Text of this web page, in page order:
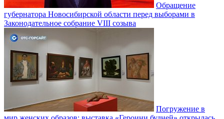
Обращение
губернатора Новосибирской области перед выборами в
Законодательное собрание VIII созыва
Погружение в